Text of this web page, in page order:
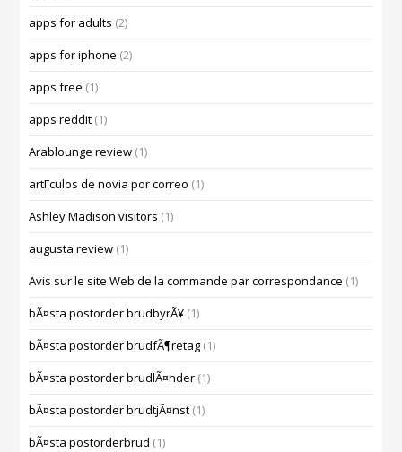
apps for adults (2)
apps for iphone (2)
apps free (1)
apps reddit (1)
Arablounge review (1)
artГ­culos de novia por correo (1)
Ashley Madison visitors (1)
augusta review (1)
Avis sur le site Web de la commande par correspondance (1)
bÃ¤sta postorder brudbyrÃ¥ (1)
bÃ¤sta postorder brudfÃ¶retag (1)
bÃ¤sta postorder brudlÃ¤nder (1)
bÃ¤sta postorder brudtjÃ¤nst (1)
bÃ¤sta postorderbrud (1)